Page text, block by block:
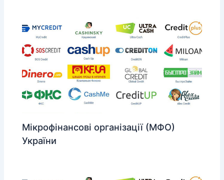
Мікрофінансові організації (МФО)
України